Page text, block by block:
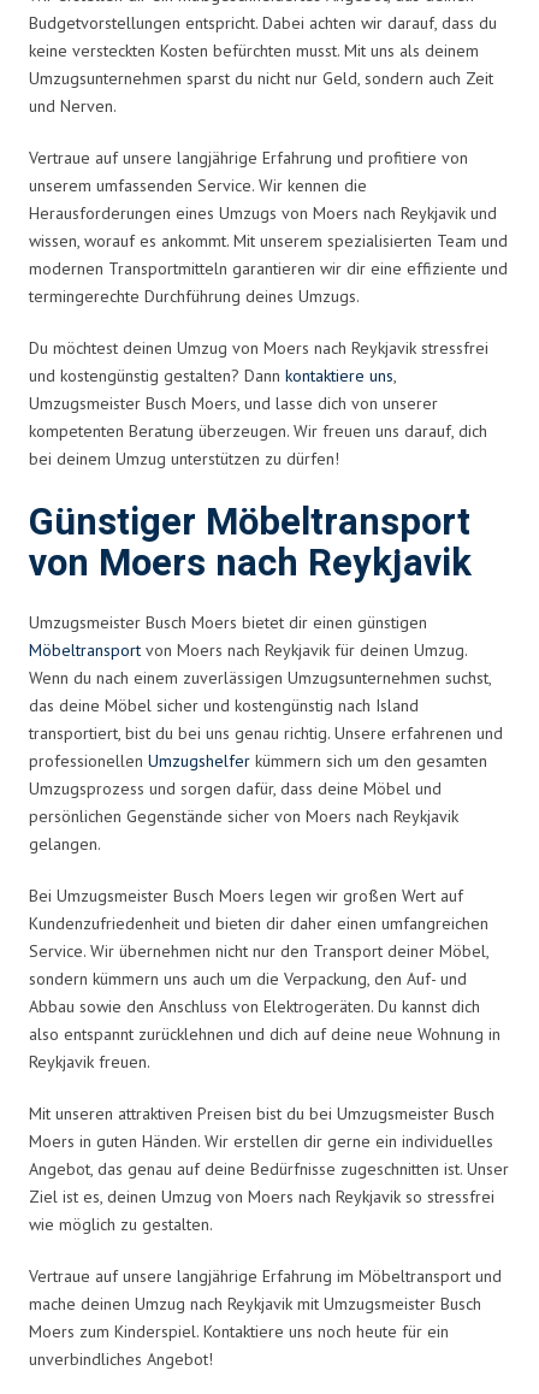
Budgetvorstellungen entspricht. Dabei achten wir darauf, dass du
keine versteckten Kosten befürchten musst. Mit uns als deinem
Umzugsunternehmen sparst du nicht nur Geld, sondern auch Zeit
und Nerven.
Vertraue auf unsere langjährige Erfahrung und profitiere von
unserem umfassenden Service. Wir kennen die
Herausforderungen eines Umzugs von Moers nach Reykjavik und
wissen, worauf es ankommt. Mit unserem spezialisierten Team und
modernen Transportmitteln garantieren wir dir eine effiziente und
termingerechte Durchführung deines Umzugs.
Du möchtest deinen Umzug von Moers nach Reykjavik stressfrei
und kostengünstig gestalten? Dann kontaktiere uns,
Umzugsmeister Busch Moers, und lasse dich von unserer
kompetenten Beratung überzeugen. Wir freuen uns darauf, dich
bei deinem Umzug unterstützen zu dürfen!
Günstiger Möbeltransport
von Moers nach Reykjavik
Umzugsmeister Busch Moers bietet dir einen günstigen
Möbeltransport von Moers nach Reykjavik für deinen Umzug.
Wenn du nach einem zuverlässigen Umzugsunternehmen suchst,
das deine Möbel sicher und kostengünstig nach Island
transportiert, bist du bei uns genau richtig. Unsere erfahrenen und
professionellen Umzugshelfer kümmern sich um den gesamten
Umzugsprozess und sorgen dafür, dass deine Möbel und
persönlichen Gegenstände sicher von Moers nach Reykjavik
gelangen.
Bei Umzugsmeister Busch Moers legen wir großen Wert auf
Kundenzufriedenheit und bieten dir daher einen umfangreichen
Service. Wir übernehmen nicht nur den Transport deiner Möbel,
sondern kümmern uns auch um die Verpackung, den Auf- und
Abbau sowie den Anschluss von Elektrogeräten. Du kannst dich
also entspannt zurücklehnen und dich auf deine neue Wohnung in
Reykjavik freuen.
Mit unseren attraktiven Preisen bist du bei Umzugsmeister Busch
Moers in guten Händen. Wir erstellen dir gerne ein individuelles
Angebot, das genau auf deine Bedürfnisse zugeschnitten ist. Unser
Ziel ist es, deinen Umzug von Moers nach Reykjavik so stressfrei
wie möglich zu gestalten.
Vertraue auf unsere langjährige Erfahrung im Möbeltransport und
mache deinen Umzug nach Reykjavik mit Umzugsmeister Busch
Moers zum Kinderspiel. Kontaktiere uns noch heute für ein
unverbindliches Angebot!